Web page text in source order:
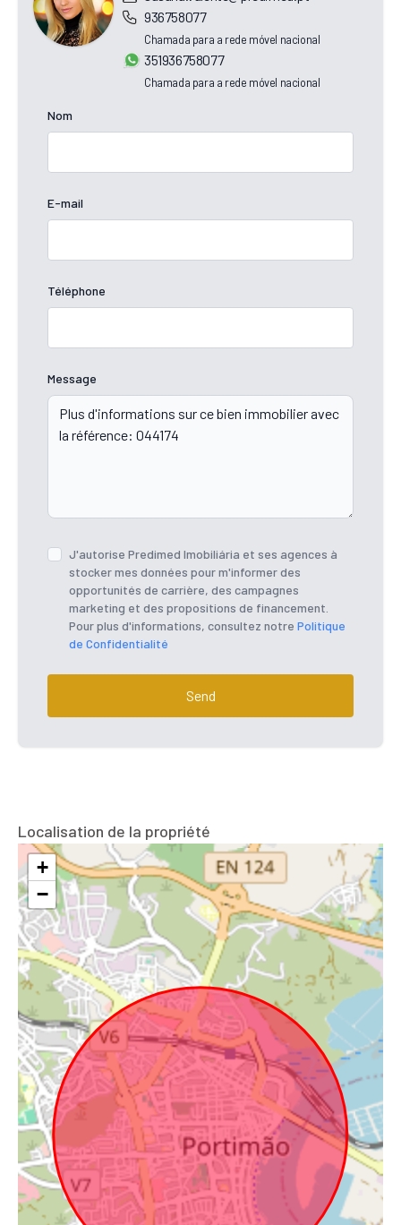
936758077
Chamada para a rede móvel nacional
351936758077
Chamada para a rede móvel nacional
Nom
E-mail
Téléphone
Message
J'autorise Predimed Imobiliária et ses agences à
stocker mes données pour m'informer des
opportunités de carrière, des campagnes
marketing et des propositions de financement.
Pour plus d'informations, consultez notre Politique
de Confidentialité
Send
Localisation de la propriété
+
−